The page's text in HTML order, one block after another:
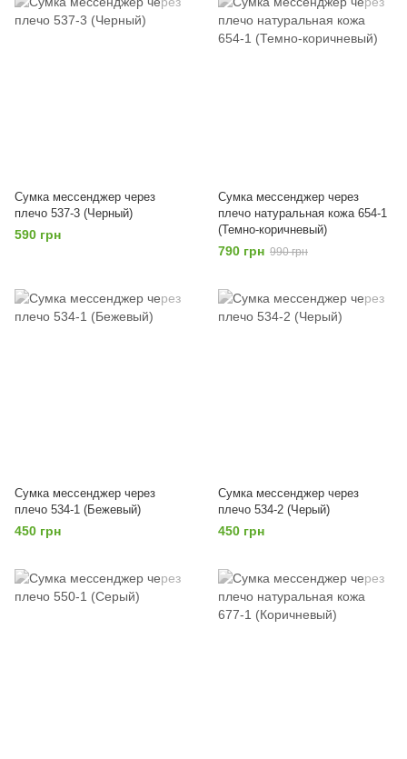
Сумка мессенджер через
плечо 537-3 (Черный)
590 грн
Сумка мессенджер через
плечо натуральная кожа 654-1
(Темно-коричневый)
790 грн 990 грн
Сумка мессенджер через
плечо 534-1 (Бежевый)
450 грн
Сумка мессенджер через
плечо 534-2 (Черый)
450 грн